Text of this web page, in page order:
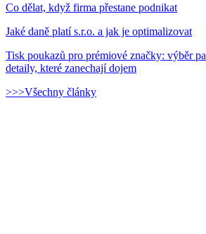
Co dělat, když firma přestane podnikat
Jaké daně platí s.r.o. a jak je optimalizovat
Tisk poukazů pro prémiové značky: výběr
detaily, které zanechají dojem
>>>Všechny články